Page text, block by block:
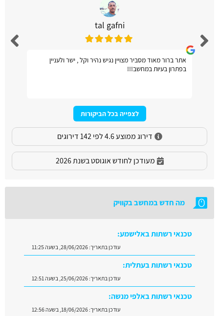
tal gafni
אתר ברור מאוד מסביר מצויין נגיש נהיר וקל , ישר ולעניין
בפתרון בעיות במחשב!!!
לצפייה בכל הביקורות
דירוג ממוצע 4.6 לפי 142 דירוגים
מעודכן לחודש אוגוסט בשנת 2026
מה חדש במחשב בקוויק
טכנאי רשתות באלישמע:
עודכן בתאריך:28/06/2026, בשעה 11:25
טכנאי רשתות בעתלית:
עודכן בתאריך:25/06/2026, בשעה 12:51
טכנאי רשתות באלפי מנשה:
עודכן בתאריך:18/06/2026, בשעה 12:56